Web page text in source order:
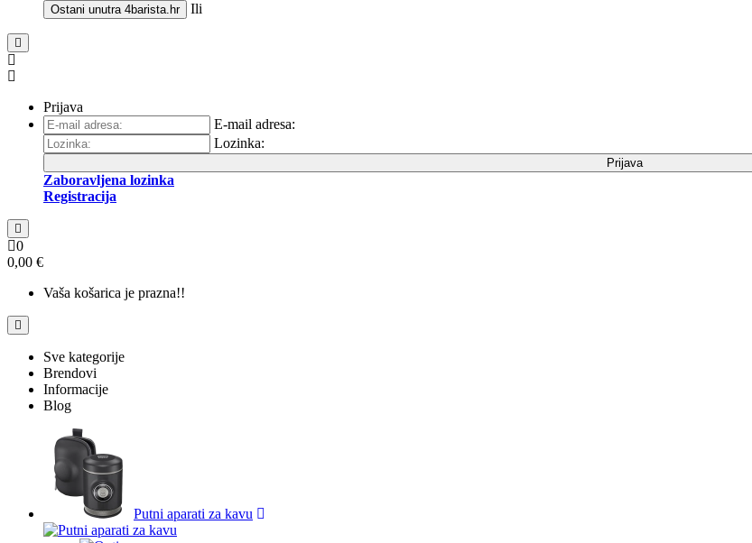
Ostani unutra 4barista.hr Ili
Prijava
E-mail adresa:
Lozinka:
Prijava
Zaboravljena lozinka
Registracija
0
0,00 €
Vaša košarica je prazna!!
Sve kategorije
Brendovi
Informacije
Blog
Putni aparati za kavu